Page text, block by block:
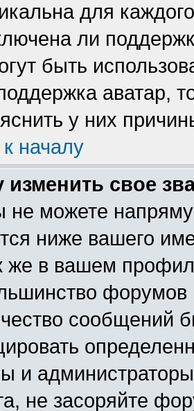
для
ли
быть
аватар,
у них
началу
изменить свое
можете
ниже вашего
же в вашем
форумов
сообщений
и
не засоряйте